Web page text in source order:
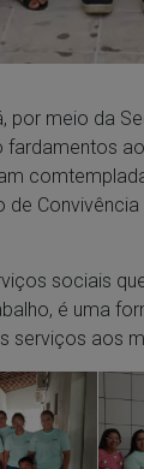
por meio da
de
sociais
é uma
serviços aos